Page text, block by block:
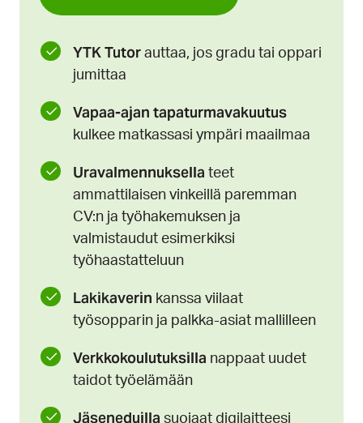
YTK Tutorauttaa, jos gradu tai oppari
jumittaa
Vapaa-ajan tapaturmavakuutus
kulkee matkassasi ympäri maailmaa
Uravalmennuksella teet
ammattilaisen vinkeillä paremman
CV:n ja työhakemuksen ja
valmistaudut esimerkiksi
työhaastatteluun
Lakikaverin kanssa viilaat
työsopparin ja palkka-asiat mallilleen
Verkkokoulutuksilla nappaat uudet
taidot työelämään
Jäseneduilla suojaat digilaitteesi